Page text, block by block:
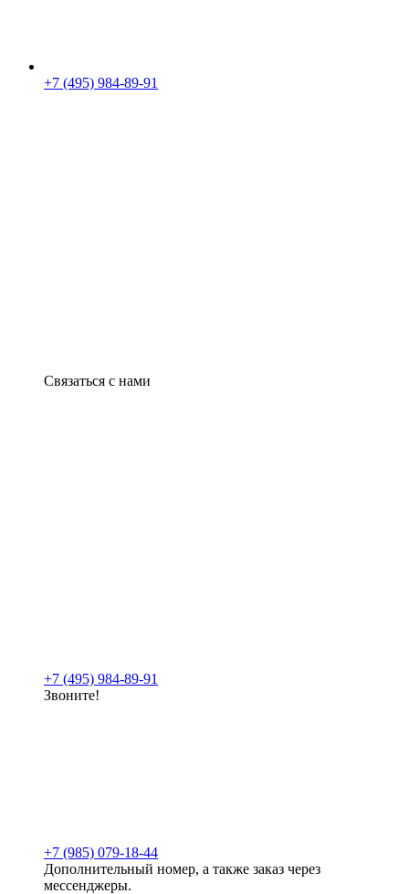
+7 (495) 984-89-91
Связаться с нами
+7 (495) 984-89-91
Звоните!
+7 (985) 079-18-44
Дополнительный номер, а также заказ через
мессенджеры.